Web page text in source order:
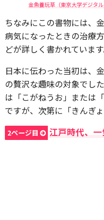
金魚養玩草（東京大学デジタル
ちなみにこの書物には、
病気になったときの治療
どが詳しく書かれています
日本に伝わった当初は、
の贅沢な趣味の対象でし
は「こがねうお」または
ですが、次第に「きんぎ
2ページ目 江戸時代、一